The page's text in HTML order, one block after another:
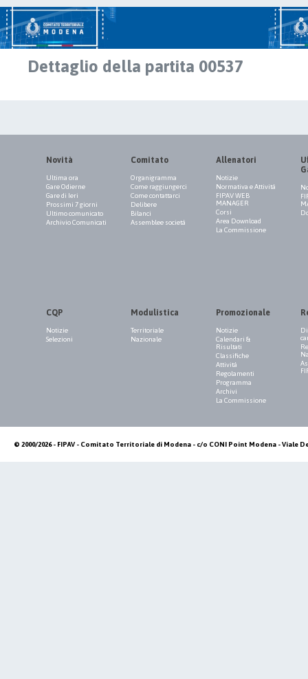
Dettaglio della partita 00537
Novità
Ultima ora
Gare Odierne
Gare di Ieri
Prossimi 7 giorni
Ultimo comunicato
Archivio Comunicati
Comitato
Organigramma
Come raggiungerci
Come contattarci
Delibere
Bilanci
Assemblee società
Allenatori
Notizie
Normativa e Attività
FIPAV WEB
MANAGER
Corsi
Area Download
La Commissione
CQP
Notizie
Selezioni
Modulistica
Territoriale
Nazionale
Promozionale
Notizie
Calendari &
Risultati
Classifiche
Attività
Regolamenti
Programma
Archivi
La Commissione
© 2000/2026 - FIPAV - Comitato Territoriale di Modena - c/o CONI Point Modena - Viale